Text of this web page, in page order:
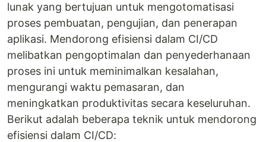
lunak yang bertujuan untuk mengotomatisasi
proses pembuatan, pengujian, dan penerapan
aplikasi. Mendorong efisiensi dalam CI/CD
melibatkan pengoptimalan dan penyederhanaan
proses ini untuk meminimalkan kesalahan,
mengurangi waktu pemasaran, dan
meningkatkan produktivitas secara keseluruhan.
Berikut adalah beberapa teknik untuk mendorong
efisiensi dalam CI/CD: